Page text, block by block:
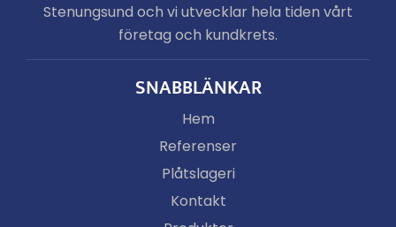
Stenungsund och vi utvecklar hela tiden vårt
företag och kundkrets.
SNABBLÄNKAR
Hem
Referenser
Plåtslageri
Kontakt